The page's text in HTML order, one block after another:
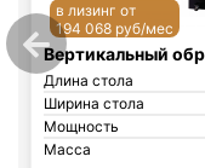
в лизинг от
194 068 руб/мес
Вертикальный
Длина стола
Ширина стола
Мощность
Масса